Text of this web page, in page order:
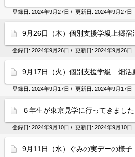
登録日: 2024年9月27日 / 更新日: 2024年9月27日
9月26日（木）個別支援学級上郷宿
登録日: 2024年9月26日 / 更新日: 2024年9月26日
9月17日（火）個別支援学級 畑活
登録日: 2024年9月17日 / 更新日: 2024年9月17日
６年生が東京見学に行ってきました
登録日: 2024年9月10日 / 更新日: 2024年9月10日
9月11日（水）ぐみの実デーの様子